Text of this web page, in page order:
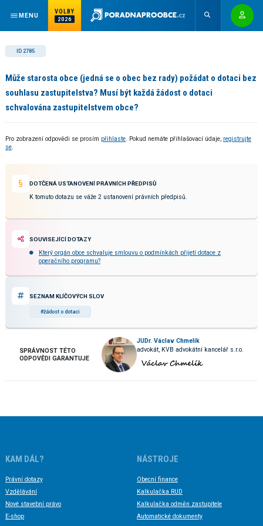
MENU
VOLBY
2026
ID 2785
Může starosta obce (jedná se o obec bez rady) požádat o dotaci bez
souhlasu zastupitelstva? Musí být každá žádost o dotaci
schvalována zastupitelstvem obce?
Pro zobrazení odpovědi se prosím přihlaste. Pokud nemáte přihlašovací údaje, registrujte
se.
DOTČENÁ USTANOVENÍ PRÁVNÍCH PŘEDPISŮ
K tomuto dotazu se váže 2 ustanovení právních předpisů.
SOUVISEJÍCÍ DOTAZY
Který orgán obce schvaluje smlouvu o podmínkách přijetí dotace z
operačního programu?
SEZNAM KLÍČOVÝCH SLOV
#žádost o dotaci
SPRÁVNOST TÉTO
ODPOVĚDI GARANTUJE
JUDr. Václav Chmelík
advokát, KVB advokátní kancelář s.r.o.
KAM DÁL?
Právní dotazy
Vzdělávání
Nové stavební právo
E-shop
NÁSTROJE
Obecní finance
Kalkulačka RUD
Kalkulačka odměn zastupitele
Automatické dokumenty